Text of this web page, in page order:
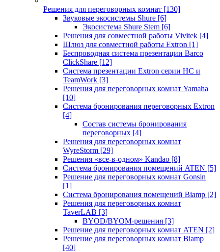
Решения для переговорных комнат [130]
Звуковые экосистемы Shure [6]
Экосистема Shure Stem [6]
Решения для совместной работы Vivitek [4]
Шлюз для совместной работы Extron [1]
Беспроводная система презентации Barco
ClickShare [12]
Система презентации Extron серии HC и
TeamWork [3]
Решения для переговорных комнат Yamaha
[10]
Система бронирования переговорных Extron
[4]
Состав системы бронирования
переговорных [4]
Решения для переговорных комнат
WyreStorm [29]
Решения «все-в-одном» Kandao [8]
Система бронирования помещений ATEN [5]
Решение для переговорных комнат Gonsin
[1]
Система бронирования помещений Biamp [2]
Решения для переговорных комнат
TaverLAB [3]
BYOD/BYOM-решения [3]
Решение для переговорных комнат ATEN [2]
Решение для переговорных комнат Biamp
[40]